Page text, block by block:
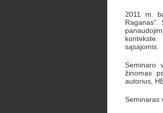
2011 m.
sąsajomis.
Seminaro
žinomas
autorius,
Seminaras